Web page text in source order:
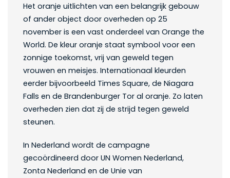
Het oranje uitlichten van een belangrijk gebouw
of ander object door overheden op 25
november is een vast onderdeel van Orange the
World. De kleur oranje staat symbool voor een
zonnige toekomst, vrij van geweld tegen
vrouwen en meisjes. Internationaal kleurden
eerder bijvoorbeeld Times Square, de Niagara
Falls en de Brandenburger Tor al oranje. Zo laten
overheden zien dat zij de strijd tegen geweld
steunen.
In Nederland wordt de campagne
gecoördineerd door UN Women Nederland,
Zonta Nederland en de Unie van